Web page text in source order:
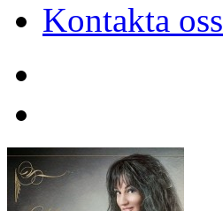
Kontakta oss